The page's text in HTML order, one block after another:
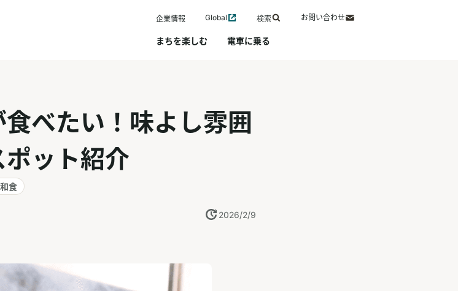
企業情報 Global 検索 お問い合わせ
まちを楽しむ 電車に乗る
べたい！味よし雰囲
ット紹介
食
2026/2/9